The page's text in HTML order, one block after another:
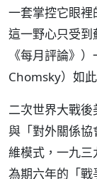
一套掌控它眼
這一野心只受
《每月評論》
Chomsky）如
二次世界大戰
與「對外關係
維模式，一九三
為期六年的「